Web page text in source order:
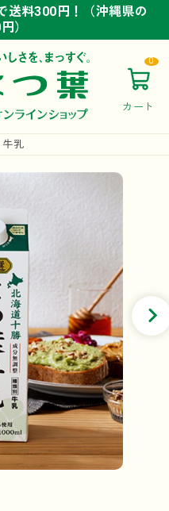
送料300円！（沖縄県の
）
送料300円！（沖縄県の
）
送料300円！（沖縄県の
）
カート
0
牛乳